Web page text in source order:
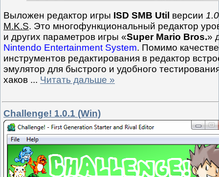
Выложен редактор игры ISD SMB Util версии
M.K.S. Это многофункциональный редактор
и других параметров игры «Super Mario Bros.»
Nintendo Entertainment System. Помимо
инструментов редактирования в редактор
эмулятор для быстрого и удобного
хаков ... Читать дальше »
Challenge! 1.0.1 (Win)